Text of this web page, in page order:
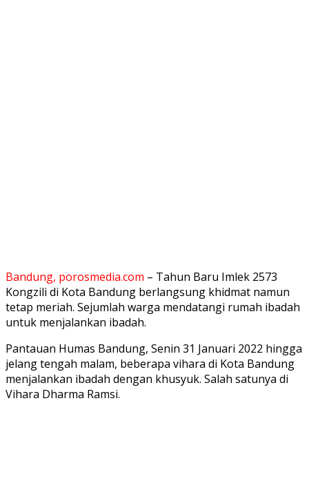
Bandung, porosmedia.com – Tahun Baru Imlek 2573
Kongzili di Kota Bandung berlangsung khidmat namun
tetap meriah. Sejumlah warga mendatangi rumah ibadah
untuk menjalankan ibadah.
Pantauan Humas Bandung, Senin 31 Januari 2022 hingga
jelang tengah malam, beberapa vihara di Kota Bandung
menjalankan ibadah dengan khusyuk. Salah satunya di
Vihara Dharma Ramsi.